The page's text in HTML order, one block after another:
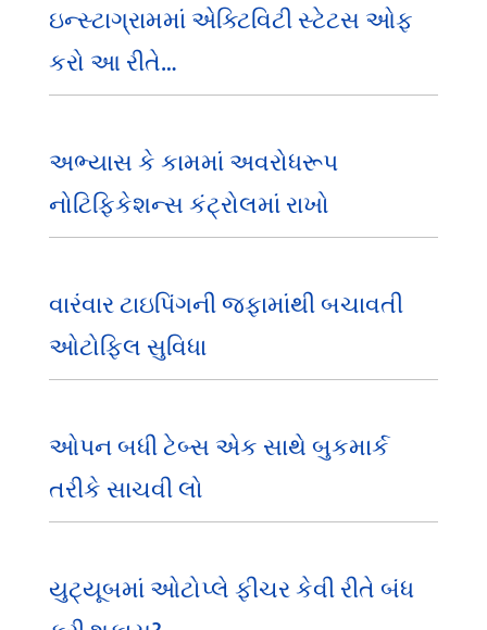
ઇન્સ્ટાગ્રામમાં એક્ટિવિટી સ્ટેટસ ઓફ
કરો આ રીતે…
અભ્યાસ કે કામમાં અવરોધરૂપ
નોટિફિકેશન્સ કંટ્રોલમાં રાખો
વારંવાર ટાઇપિંગની જફામાંથી બચાવતી
ઓટોફિલ સુવિધા
ઓપન બધી ટેબ્સ એક સાથે બુકમાર્ક
તરીકે સાચવી લો
યુટ્યૂબમાં ઓટોપ્લે ફીચર કેવી રીતે બંધ